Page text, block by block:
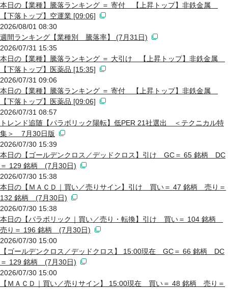
本日の【業種】騰落ランキング ＝ 寄付 【上昇トップ】非鉄金属
【下落トップ】空運業 [09:06]
2026/08/01 08:30
週間ランキング【業種別 騰落率】 (7月31日)
2026/07/31 15:35
本日の【業種】騰落ランキング ＝ 大引け 【上昇トップ】非鉄金属
【下落トップ】医薬品 [15:35]
2026/07/31 09:06
本日の【業種】騰落ランキング ＝ 寄付 【上昇トップ】非鉄金属
【下落トップ】医薬品 [09:06]
2026/07/31 08:57
トレンド追随【パラボリック陽転】低PER 21社選出 ＜テクニカル特
集＞ 7月30日版
2026/07/30 15:39
本日の【ゴールデンクロス／デッドクロス】引け GC＝ 65 銘柄 DC
＝ 129 銘柄 (7月30日)
2026/07/30 15:38
本日の【ＭＡＣＤ｜買い／売りサイン】引け 買い＝ 47 銘柄 売り＝
132 銘柄 (7月30日)
2026/07/30 15:38
本日の【パラボリック｜買い／売り・転換】引け 買い＝ 104 銘柄
売り＝ 196 銘柄 (7月30日)
2026/07/30 15:00
【ゴールデンクロス／デッドクロス】 15:00現在 GC＝ 66 銘柄 DC
＝ 129 銘柄 (7月30日)
2026/07/30 15:00
【ＭＡＣＤ｜買い／売りサイン】 15:00現在 買い＝ 48 銘柄 売り＝